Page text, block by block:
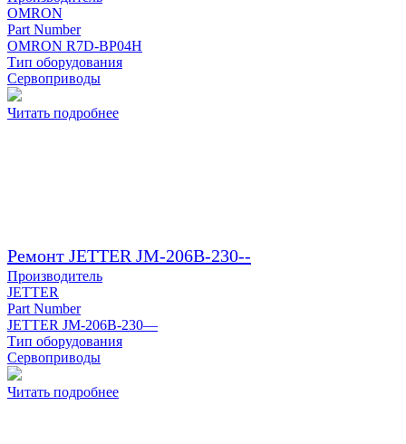
OMRON
Part Number
OMRON R7D-BP04H
Тип оборудования
Сервоприводы
Читать подробнее
Ремонт JETTER JM-206B-230--
Производитель
JETTER
Part Number
JETTER JM-206B-230—
Тип оборудования
Сервоприводы
Читать подробнее